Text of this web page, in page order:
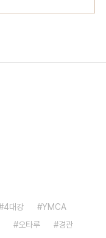
4대강
YMCA
오타루
경관